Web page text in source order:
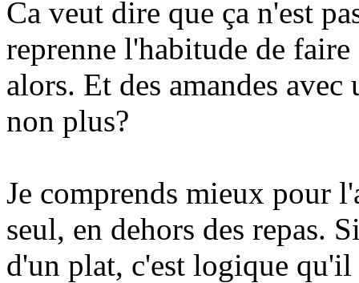
Ca veut dire que ça n'est
reprenne l'habitude de
alors. Et des amandes
non plus?
Je comprends mieux pour
seul, en dehors des repas.
d'un plat, c'est logique